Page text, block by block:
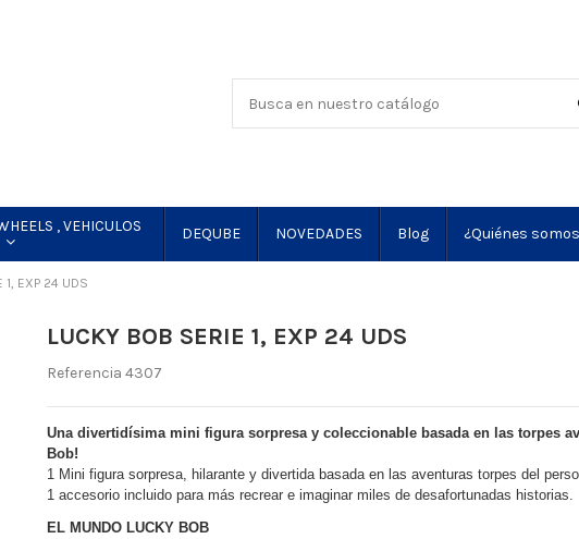
, VEHICULOS
DEQUBE NOVEDADES Blog ¿Quiénes
1, EXP 24 UDS
LUCKY BOB SERIE 1, EXP 24 UDS
Referencia 4307
Una divertidísima mini figura sorpresa y coleccionable basada en las torpes
Bob!
1 Mini figura sorpresa, hilarante y divertida basada en las aventuras torpes del
1 accesorio incluido para más recrear e imaginar miles de desafortunadas historias.
EL MUNDO LUCKY BOB